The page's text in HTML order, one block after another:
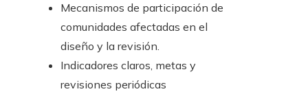
Mecanismos de participación de
comunidades afectadas en el
diseño y la revisión.
Indicadores claros, metas y
revisiones periódicas